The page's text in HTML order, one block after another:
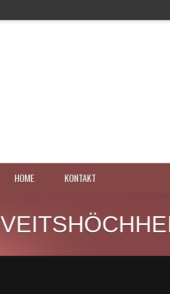
HOME KONTAKT